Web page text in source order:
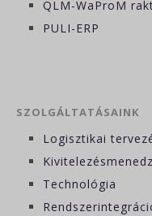
QLM-WaProM
PULI-ERP
SZOLGÁLTATÁSAINK
Logisztikai
Technológia